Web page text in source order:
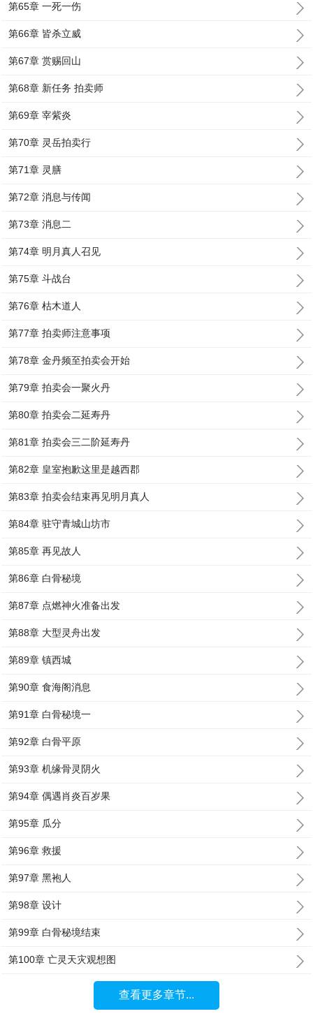
第65章 一死一伤
第66章 皆杀立威
第67章 赏赐回山
第68章 新任务 拍卖师
第69章 宰紫炎
第70章 灵岳拍卖行
第71章 灵膳
第72章 消息与传闻
第73章 消息二
第74章 明月真人召见
第75章 斗战台
第76章 枯木道人
第77章 拍卖师注意事项
第78章 金丹频至拍卖会开始
第79章 拍卖会一聚火丹
第80章 拍卖会二延寿丹
第81章 拍卖会三二阶延寿丹
第82章 皇室抱歉这里是越西郡
第83章 拍卖会结束再见明月真人
第84章 驻守青城山坊市
第85章 再见故人
第86章 白骨秘境
第87章 点燃神火准备出发
第88章 大型灵舟出发
第89章 镇西城
第90章 食海阁消息
第91章 白骨秘境一
第92章 白骨平原
第93章 机缘骨灵阴火
第94章 偶遇肖炎百岁果
第95章 瓜分
第96章 救援
第97章 黑袍人
第98章 设计
第99章 白骨秘境结束
第100章 亡灵天灾观想图
查看更多章节...